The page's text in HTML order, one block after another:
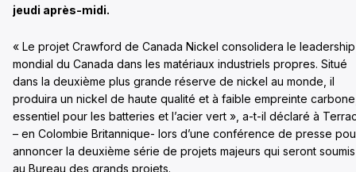
jeudi après-midi.
« Le projet Crawford de Canada Nickel consolidera le leadership
mondial du Canada dans les matériaux industriels propres. Situé
dans la deuxième plus grande réserve de nickel au monde, il
produira un nickel de haute qualité et à faible empreinte
essentiel pour les batteries et l’acier vert », a-t-il déclaré à
– en Colombie Britannique- lors d’une conférence de presse
annoncer la deuxième série de projets majeurs qui seront soumis
au Bureau des grands projets.